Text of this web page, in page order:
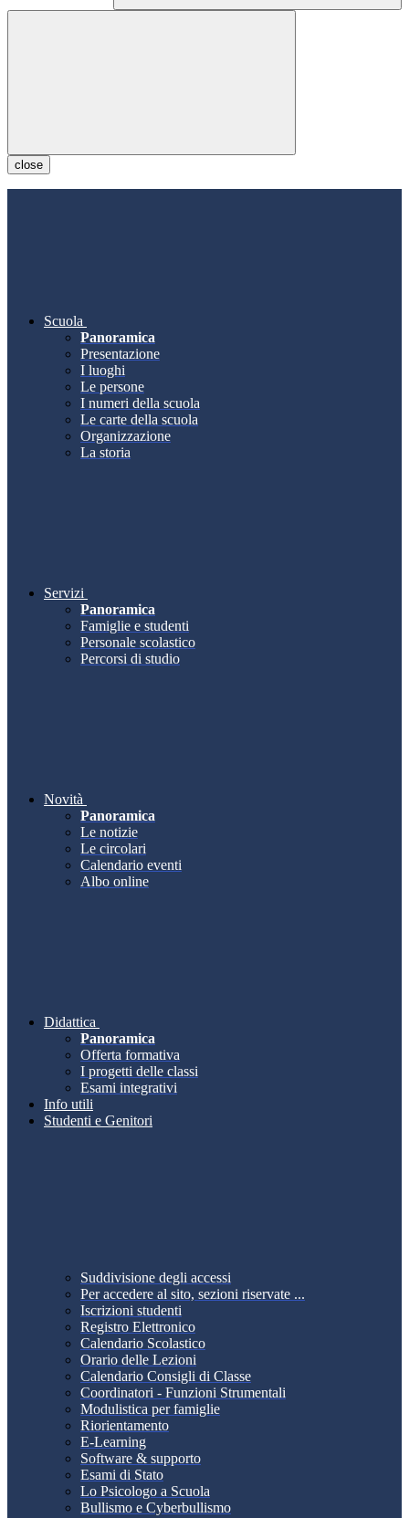
close
Scuola
Panoramica
Presentazione
I luoghi
Le persone
I numeri della scuola
Le carte della scuola
Organizzazione
La storia
Servizi
Panoramica
Famiglie e studenti
Personale scolastico
Percorsi di studio
Novità
Panoramica
Le notizie
Le circolari
Calendario eventi
Albo online
Didattica
Panoramica
Offerta formativa
I progetti delle classi
Esami integrativi
Info utili
Studenti e Genitori
Suddivisione degli accessi
Per accedere al sito, sezioni riservate ...
Iscrizioni studenti
Registro Elettronico
Calendario Scolastico
Orario delle Lezioni
Calendario Consigli di Classe
Coordinatori - Funzioni Strumentali
Modulistica per famiglie
Riorientamento
E-Learning
Software & supporto
Esami di Stato
Lo Psicologo a Scuola
Bullismo e Cyberbullismo